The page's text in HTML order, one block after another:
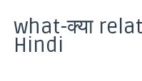
what-क्या
Hindi